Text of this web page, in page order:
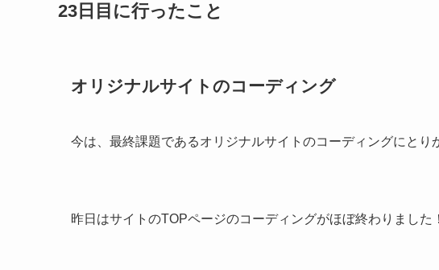
23日目に行ったこと
オリジナルサイトのコーディング
今は、最終課題であるオリジナルサイトのコーディングにとり
昨日はサイトのTOPページのコーディングがほぼ終わりました！